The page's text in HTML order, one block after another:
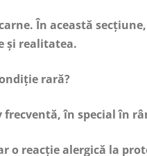
În această
și realitatea.
rară?
în special în
o reacție alergică la